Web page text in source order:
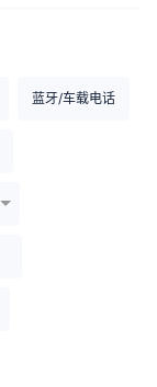
蓝牙/车载电话